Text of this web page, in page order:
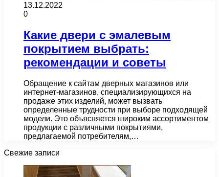
13.12.2022
0
Какие двери с эмалевым
покрытием выбрать:
рекомендации и советы
Обращение к сайтам дверных магазинов или
интернет-магазинов, специализирующихся на
продаже этих изделий, может вызвать
определенные трудности при выборе подходящей
модели. Это объясняется широким ассортиментом
продукции с различными покрытиями,
предлагаемой потребителям,…
Свежие записи